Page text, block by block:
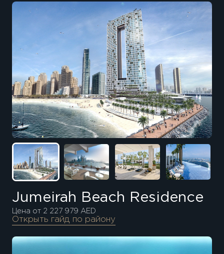
Jumeirah Beach Residence
Цена от 2 227 979 AED
Открыть гайд по району